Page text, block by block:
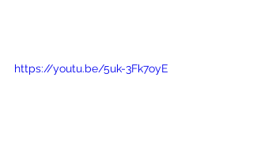
https://youtu.be/5uk-3Fk7oyE